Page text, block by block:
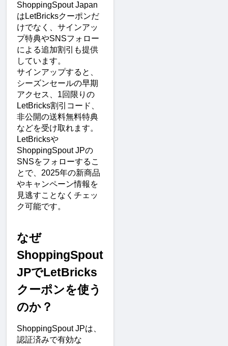
ShoppingSpout Japan
はLetBricksクーポンだ
けでなく、サインアッ
プ特典やSNSフォロー
による追加割引も提供
しています。
サインアップすると、
シーズンセールの早期
アクセス、1回限りの
LetBricks割引コード、
非公開の送料無料特典
などを受け取れます。
LetBricksや
ShoppingSpout JPの
SNSをフォローするこ
とで、2025年の新商品
やキャンペーン情報を
見逃すことなくチェッ
ク可能です。
なぜ
ShoppingSpout
JPでLetBricks
クーポンを使う
のか？
ShoppingSpout JPは、
認証済みで有効な